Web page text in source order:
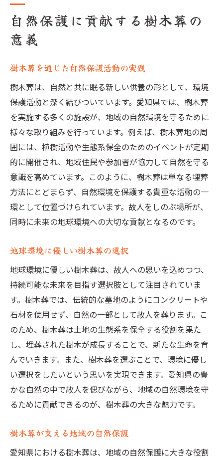
自然保護に貢献する樹木葬の
意義
樹木葬を通じた自然保護活動の実践
樹木葬は、自然と共に眠る新しい供養の形として、環境
保護活動と深く結びついています。愛知県では、樹木葬
を実施する多くの施設が、地域の自然環境を守るために
様々な取り組みを行っています。例えば、樹木葬地の周
囲には、植樹活動や生態系保全のためのイベントが定期
的に開催され、地域住民や参加者が協力して自然を守る
意識を高めています。このように、樹木葬は単なる埋葬
方法にとどまらず、自然環境を保護する貴重な活動の一
環として位置づけられています。故人をしのぶ場所が、
同時に未来の地球環境への大切な貢献となるのです。
地球環境に優しい樹木葬の選択
地球環境に優しい樹木葬は、故人への思いを込めつつ、
持続可能な未来を目指す選択肢として注目されていま
す。樹木葬では、伝統的な墓地のようにコンクリートや
石材を使用せず、自然の一部として故人を葬ります。こ
のため、樹木葬は土地の生態系を保全する役割を果た
し、埋葬された樹木が成長することで、新たな生命を育
んでいきます。また、樹木葬を選ぶことで、環境に優し
い選択をしたいという思いを実現できます。愛知県の豊
かな自然の中で故人を偲びながら、地域の自然環境を守
るために貢献できるのが、樹木葬の大きな魅力です。
樹木葬が支える地域の自然保護
愛知県における樹木葬は、地域の自然保護に大きな役割